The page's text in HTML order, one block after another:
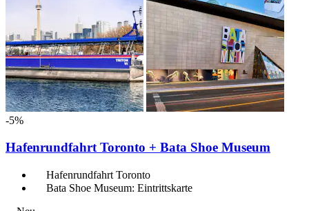
-5%
Hafenrundfahrt Toronto + Bata Shoe Museum
Hafenrundfahrt Toronto
Bata Shoe Museum: Eintrittskarte